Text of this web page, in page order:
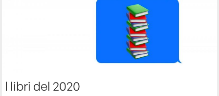
I libri del 2020